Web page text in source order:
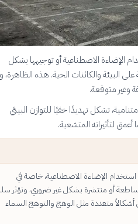
الاصطناعية أو توجيهها بشكل
والكائنات الحية. هذه الظاهرة، وإن
متوقعة.
تهديدًا خفيًا للتوازن البيئي
المتشعبة.
الإضاءة الاصطناعية، خاصة في
أو منتشرة بشكل غير ضروري، وتؤثر سلباً
متعددة مثل الوهج والتوهج السماء